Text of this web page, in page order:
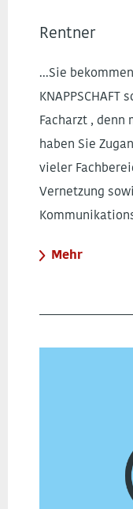
Rentner
...Sie
Facharzt , denn
haben Sie
vieler
Vernetzung
Mehr